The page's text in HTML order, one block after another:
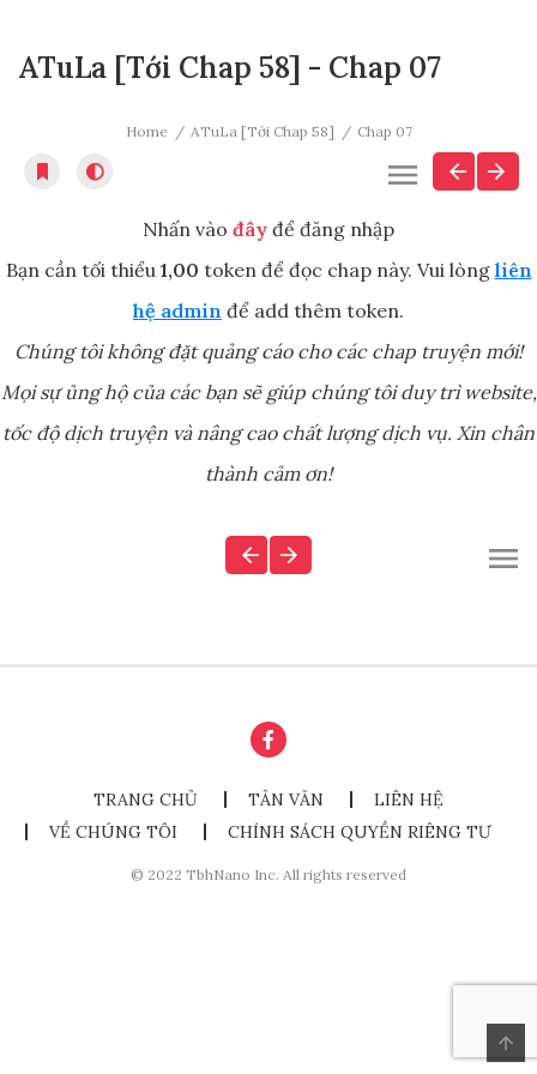
ATuLa [Tới Chap 58] - Chap 07
Home ATuLa [Tới Chap 58] Chap 07
Nhấn vào đây để đăng nhập
Bạn cần tối thiểu 1,00 token để đọc chap này. Vui lòng liên
hệ admin để add thêm token.
Chúng tôi không đặt quảng cáo cho các chap truyện mới!
Mọi sự ủng hộ của các bạn sẽ giúp chúng tôi duy trì website,
tốc độ dịch truyện và nâng cao chất lượng dịch vụ. Xin chân
thành cảm ơn!
TRANG CHỦ TẢN VĂN
LIÊN HỆ
VỀ CHÚNG TÔI
CHÍNH SÁCH QUYỀN RIÊNG TƯ
© 2022 TbhNano Inc. All rights reserved